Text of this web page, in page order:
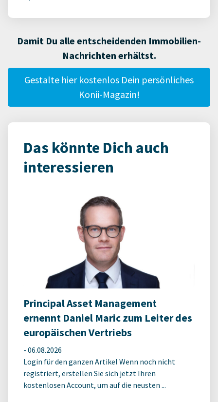
Damit Du alle entscheidenden Immobilien-
Nachrichten erhältst.
Gestalte hier kostenlos Dein persönliches
Konii-Magazin!
Das könnte Dich auch
interessieren
Principal Asset Management
ernennt Daniel Maric zum Leiter des
europäischen Vertriebs
- 06.08.2026
Login für den ganzen Artikel Wenn noch nicht
registriert, erstellen Sie sich jetzt Ihren
kostenlosen Account, um auf die neusten ...